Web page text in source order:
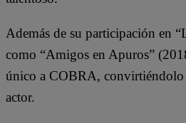
Además de su participación en
como “Amigos en Apuros”
único a COBRA, convirtiéndolo
actor.